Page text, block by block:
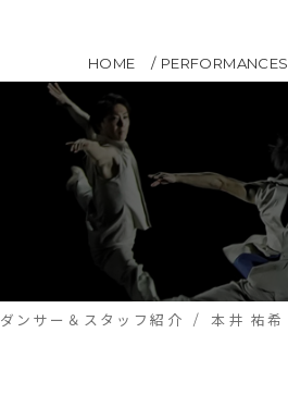
HOME PERFORMANCES
ダンサー＆スタッフ紹介 本井 祐希